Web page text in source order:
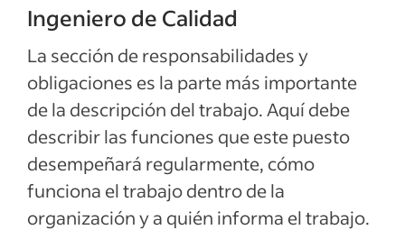
Ingeniero de Calidad
La sección de responsabilidades y
obligaciones es la parte más importante
de la descripción del trabajo. Aquí debe
describir las funciones que este puesto
desempeñará regularmente, cómo
funciona el trabajo dentro de la
organización y a quién informa el trabajo.